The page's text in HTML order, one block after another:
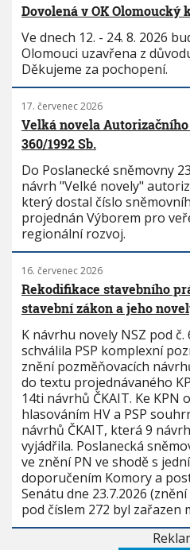
Dovolená v OK Olomoucký
Ve dnech 12. - 24. 8. 2026
Olomouci uzavřena z
Děkujeme za pochopení.
17. červenec 2026
Velká novela Autorizačního
360/1992 Sb.
Do Poslanecké sněmovny
návrh "Velké novely"
který dostal číslo
projednán Výborem pro
regionální rozvoj.
16. červenec 2026
Rekodifikace stavebního
stavební zákon a jeho
K návrhu novely NSZ pod č.
schválila PSP komplexní
znění pozměňovacích
do textu projednávaného
14ti návrhů ČKAIT. Ke KPN
hlasováním HV a PSP
návrhů ČKAIT, která 9
vyjádřila. Poslanecká
ve znění PN ve shodě s
doporučením Komory a
Senátu dne 23.7.2026
pod číslem 272 byl zařazen